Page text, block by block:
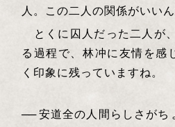
人。この二人の関係がいい
とくに囚人だった二人が、
る過程で、林冲に友情を感
く印象に残っていますね。
── 安道全の人間らしさがち